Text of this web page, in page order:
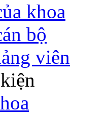
khoa
bộ
viên